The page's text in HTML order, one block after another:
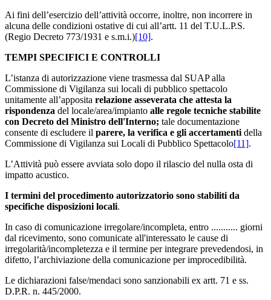
Ai fini dell’esercizio dell’attività occorre, inoltre, non incorrere in
alcuna delle condizioni ostative di cui all’artt. 11 del T.U.L.P.S.
(Regio Decreto 773/1931 e s.m.i.)[10].
TEMPI SPECIFICI E CONTROLLI
L’istanza di autorizzazione viene trasmessa dal SUAP alla
Commissione di Vigilanza sui locali di pubblico spettacolo
unitamente all’apposita relazione asseverata che attesta la
rispondenza del locale/area/impianto alle regole tecniche stabilite
con Decreto del Ministro dell'Interno; tale documentazione
consente di escludere il parere, la verifica e gli accertamenti della
Commissione di Vigilanza sui Locali di Pubblico Spettacolo[11].
L’Attività può essere avviata solo dopo il rilascio del nulla osta di
impatto acustico.
I termini del procedimento autorizzatorio sono stabiliti da
specifiche disposizioni locali.
In caso di comunicazione irregolare/incompleta, entro ........... giorni
dal ricevimento, sono comunicate all'interessato le cause di
irregolarità/incompletezza e il termine per integrare prevedendosi, in
difetto, l’archiviazione della comunicazione per improcedibilità.
Le dichiarazioni false/mendaci sono sanzionabili ex artt. 71 e ss.
D.P.R. n. 445/2000.